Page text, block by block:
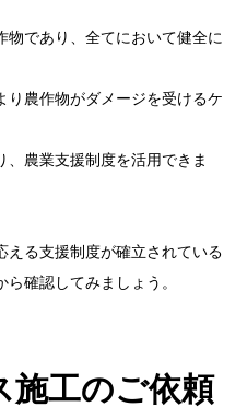
物であり、全てにおいて健全に
り農作物がダメージを受けるケ
、農業支援制度を活用できま
える支援制度が確立されている
確認してみましょう。
施工のご依頼